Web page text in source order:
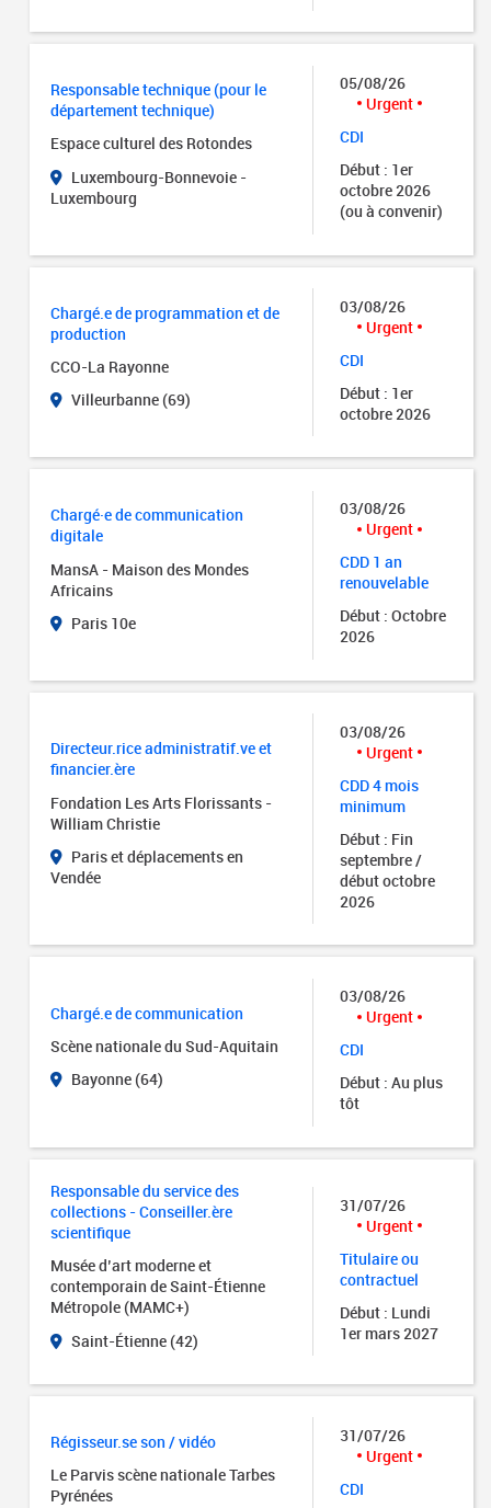
Responsable technique (pour le
département technique)
Espace culturel des Rotondes
Luxembourg-Bonnevoie -
Luxembourg
05/08/26
Urgent
CDI
Début : 1er
octobre 2026
(ou à convenir)
Chargé.e de programmation et de
production
CCO-La Rayonne
Villeurbanne (69)
03/08/26
Urgent
CDI
Début : 1er
octobre 2026
Chargé·e de communication
digitale
MansA - Maison des Mondes
Africains
Paris 10e
03/08/26
Urgent
CDD 1 an
renouvelable
Début : Octobre
2026
Directeur.rice administratif.ve et
financier.ère
Fondation Les Arts Florissants -
William Christie
Paris et déplacements en
Vendée
03/08/26
Urgent
CDD 4 mois
minimum
Début : Fin
septembre /
début octobre
2026
Chargé.e de communication
Scène nationale du Sud-Aquitain
Bayonne (64)
03/08/26
Urgent
CDI
Début : Au plus
tôt
Responsable du service des
collections - Conseiller.ère
scientifique
Musée d’art moderne et
contemporain de Saint-Étienne
Métropole (MAMC+)
Saint-Étienne (42)
31/07/26
Urgent
Titulaire ou
contractuel
Début : Lundi
1er mars 2027
Régisseur.se son / vidéo
Le Parvis scène nationale Tarbes
Pyrénées
31/07/26
Urgent
CDI